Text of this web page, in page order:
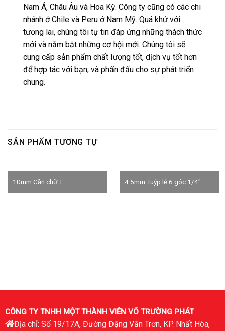
Nam Á, Châu Âu và Hoa Kỳ. Công ty cũng có các chi
nhánh ở Chile và Peru ở Nam Mỹ. Quá khứ với
tương lai, chúng tôi tự tin đáp ứng những thách thức
mới và nắm bắt những cơ hội mới. Chúng tôi sẽ
cung cấp sản phẩm chất lượng tốt, dịch vụ tốt hơn
để hợp tác với bạn, và phấn đấu cho sự phát triển
chung.
SẢN PHẨM TƯƠNG TỰ
10mm Cần chữ T 4.5mm Tuýp lẻ 6 góc 1/4″
CÔNG TY TNHH MỘT THÀNH VIÊN VÕ TRƯỜNG PHÁT
Địa chỉ: Số 19/17A, Đường Đặng Văn Trơn, KP. Nhất Hòa,